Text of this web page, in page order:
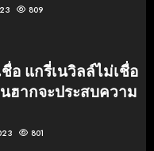
809
อ แกรี่เนวิลล์ไม่เชื่อ
ฮากจะประสบความ
801